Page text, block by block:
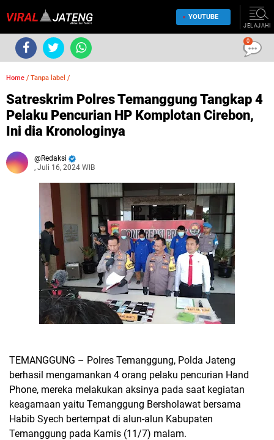
YOUTUBE
JELAJAHI
Home / Tanpa label /
Satreskrim Polres Temanggung Tangkap 4
Pelaku Pencurian HP Komplotan Cirebon,
Ini dia Kronologinya
Redaksi
, Juli 16, 2024 WIB
TEMANGGUNG – Polres Temanggung, Polda Jateng
berhasil mengamankan 4 orang pelaku pencurian Hand
Phone, mereka melakukan aksinya pada saat kegiatan
keagamaan yaitu Temanggung Bersholawat bersama
Habib Syech bertempat di alun-alun Kabupaten
Temanggung pada Kamis (11/7) malam.
0